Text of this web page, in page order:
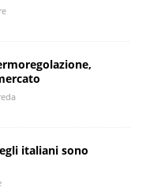
italiani sono